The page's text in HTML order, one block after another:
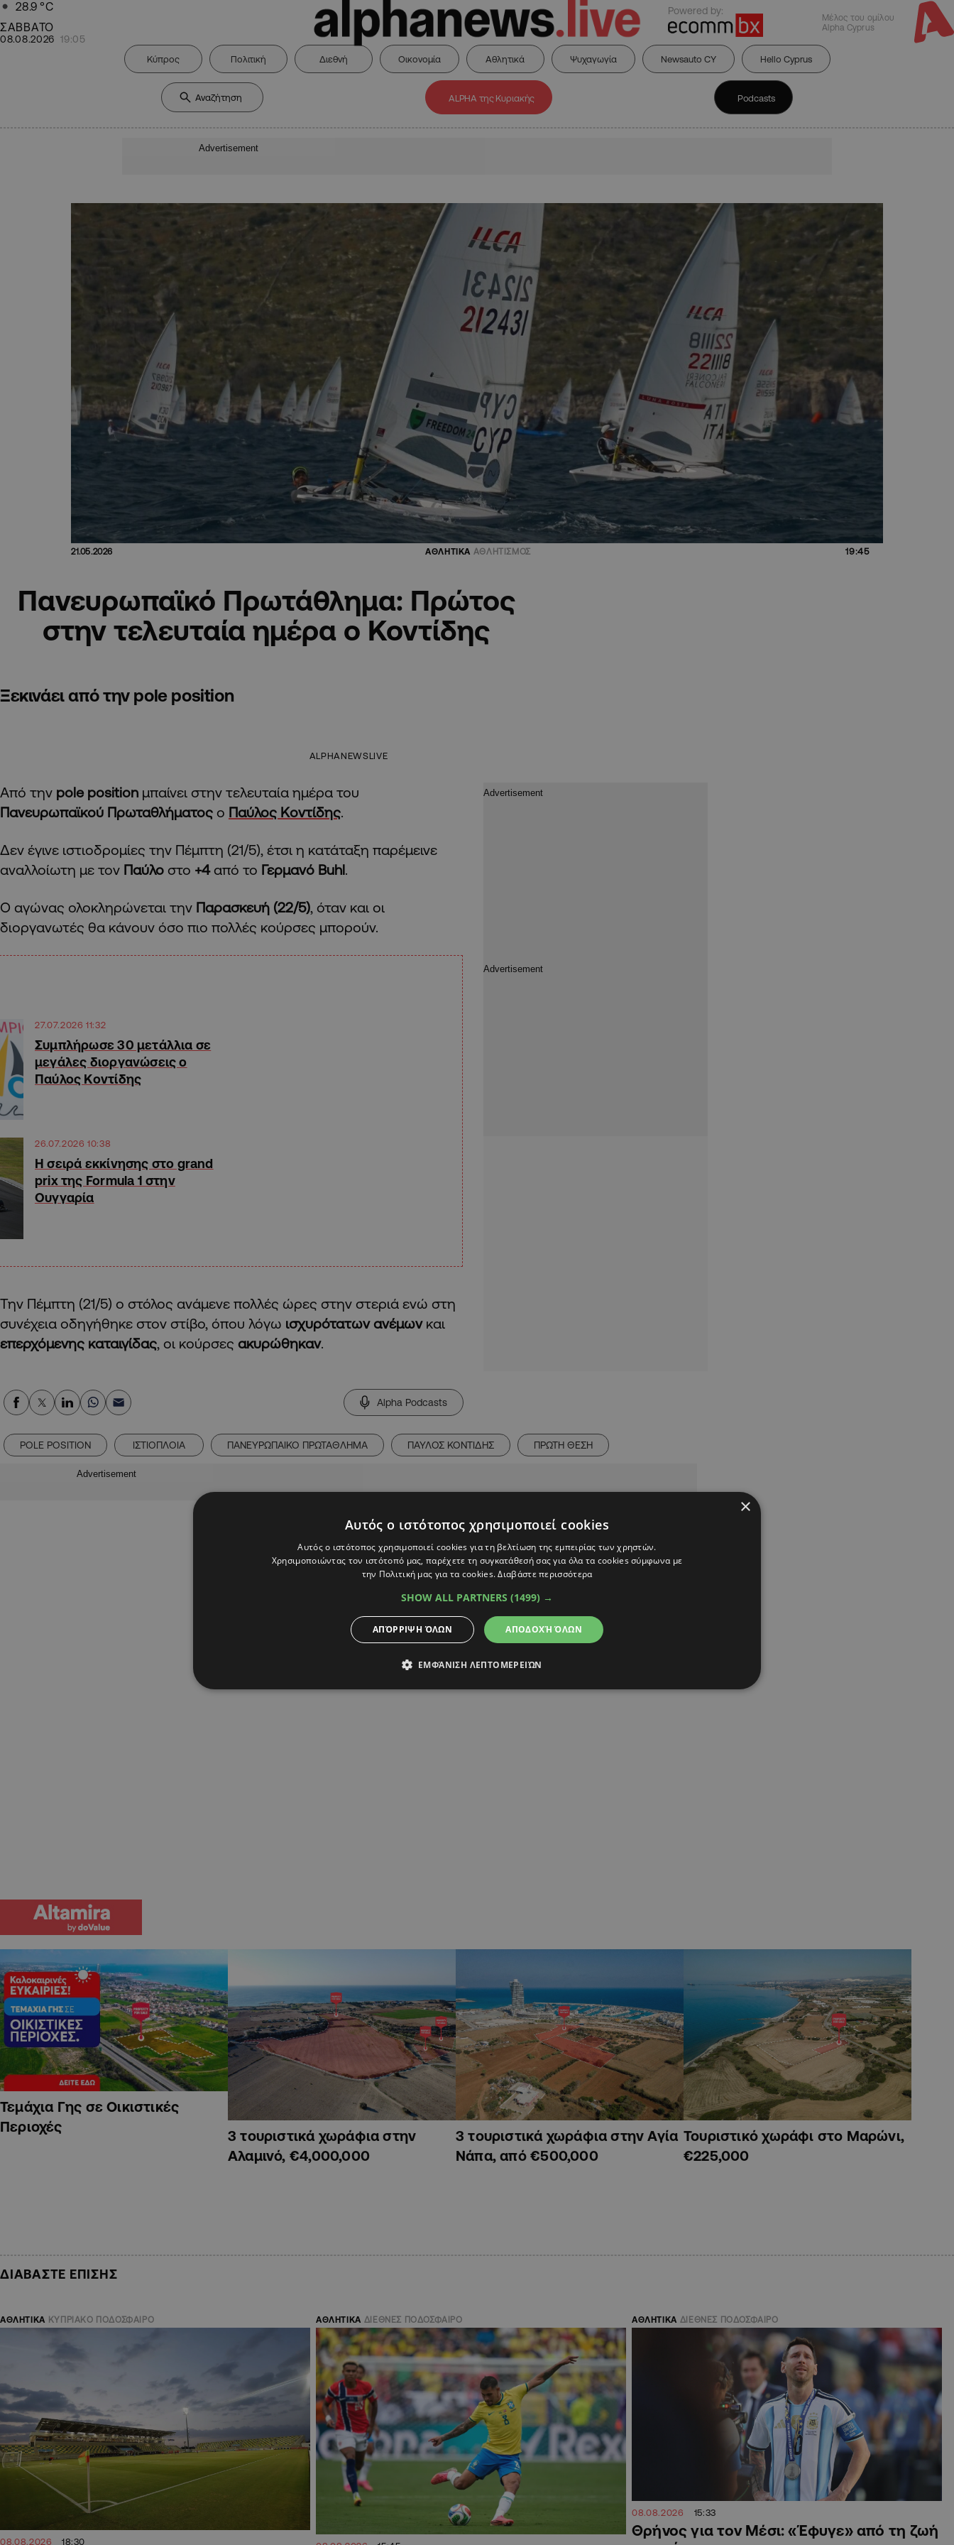
28.9 °C
ΣΑΒΒΑΤΟ
08.08.2026 19:05
Powered by:
Μέλος του ομίλου
Alpha Cyprus
Κύπρος Πολιτική Διεθνή Οικονομία Αθλητικά Ψυχαγωγία Newsauto CY Hello Cyprus
ALPHA της Κυριακής Podcasts
Advertisement
21.05.2026 ΑΘΛΗΤΙΚΑ ΑΘΛΗΤΙΣΜΟΣ 19:45
Πανευρωπαϊκό Πρωτάθλημα: Πρώτος
στην τελευταία ημέρα ο Κοντίδης
Ξεκινάει από την pole position
ALPHANEWSLIVE
Από την pole position μπαίνει στην τελευταία ημέρα του
Πανευρωπαϊκού Πρωταθλήματος ο Παύλος Κοντίδης
Δεν έγινε ιστιοδρομίες την Πέμπτη (21/5), έτσι η κατάταξη παρέμεινε
αναλλοίωτη με τον Παύλο στο +4από το Γερμανό Buhl
Ο αγώνας ολοκληρώνεται την Παρασκευή (22/5) , όταν και οι
διοργανωτές θα κάνουν όσο πιο πολλές κούρσες μπορούν.
27.07.2026 11:32
Συμπλήρωσε 30 μετάλλια σε
μεγάλες διοργανώσεις ο
Παύλος Κοντίδης
26.07.2026 10:38
Η σειρά εκκίνησης στο grand
prix της Formula 1 στην
Ουγγαρία
Την Πέμπτη (21/5) ο στόλος ανάμενε πολλές ώρες στην στεριά ενώ στη
συνέχεια οδηγήθηκε στον στίβο, όπου λόγω ισχυρότατων ανέμωνκαι
επερχόμενης καταιγίδας, οι κούρσες ακυρώθηκαν.
Alpha Podcasts
POLE POSITION ΙΣΤΙΟΠΛΟΙΑ ΠΑΝΕΥΡΩΠΑΙΚΟ ΠΡΩΤΑΘΛΗΜΑ ΠΑΥΛΟΣ ΚΟΝΤΙΔΗΣ ΠΡΩΤΗ ΘΕΣΗ
Advertisement
Τεμάχια Γης σε Οικιστικές
Περιοχές
3 τουριστικά χωράφια στην
Αλαμινό, €4,000,000
3 τουριστικά χωράφια στην Αγία
Νάπα, από €500,000
Τουριστικό χωράφι στο Μαρώνι,
€225,000
ΔΙΑΒΑΣΤΕ ΕΠΙΣΗΣ
ΑΘΛΗΤΙΚΑ ΚΥΠΡΙΑΚΟ ΠΟΔΟΣΦΑΙΡΟ
08.08.2026 18:30
ΑΘΛΗΤΙΚΑ ΔΙΕΘΝΕΣ ΠΟΔΟΣΦΑΙΡΟ ΑΘΛΗΤΙΚΑ ΔΙΕΘΝΕΣ ΠΟΔΟΣΦΑΙΡΟ
08.08.2026 15:33
Θρήνος για τον Μέσι: «Έφυγε» από τη ζωή
×
Αυτός ο ιστότοπος χρησιμοποιεί cookies
Αυτός ο ιστότοπος χρησιμοποιεί cookies για τη βελτίωση της εμπειρίας των χρηστών.
Χρησιμοποιώντας τον ιστότοπό μας, παρέχετε τη συγκατάθεσή σας για όλα τα cookies σύμφωνα με
την Πολιτική μας για τα cookies.Διαβάστε περισσότερα
SHOW ALL PARTNERS (1499) →
ΑΠΟΔΟΧΉ ΌΛΩΝ
ΑΠΌΡΡΙΨΗ ΌΛΩΝ
ΕΜΦΆΝΙΣΗ ΛΕΠΤΟΜΕΡΕΙΏΝ